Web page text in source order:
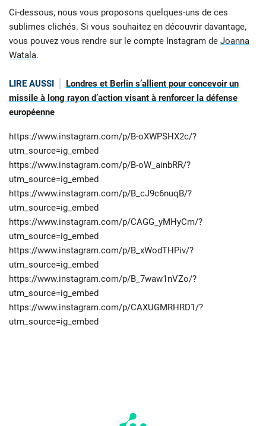
Ci-dessous, nous vous proposons quelques-uns de ces
sublimes clichés. Si vous souhaitez en découvrir davantage,
vous pouvez vous rendre sur le compte Instagram de Joanna
Watala.
LIRE AUSSI
Londres et Berlin s’allient pour concevoir un
missile à long rayon d’action visant à renforcer la défense
européenne
https://www.instagram.com/p/B-oXWPSHX2c/?
utm_source=ig_embed
https://www.instagram.com/p/B-oW_ainbRR/?
utm_source=ig_embed
https://www.instagram.com/p/B_cJ9c6nuqB/?
utm_source=ig_embed
https://www.instagram.com/p/CAGG_yMHyCm/?
utm_source=ig_embed
https://www.instagram.com/p/B_xWodTHPiv/?
utm_source=ig_embed
https://www.instagram.com/p/B_7waw1nVZo/?
utm_source=ig_embed
https://www.instagram.com/p/CAXUGMRHRD1/?
utm_source=ig_embed